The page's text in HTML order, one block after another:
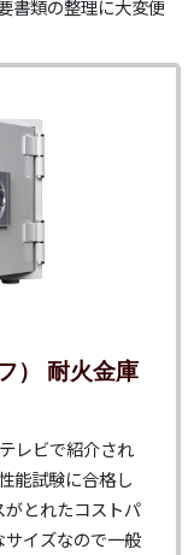
書類の整理に大変便
） 耐火金庫
レビで紹介され
能試験に合格し
とれたコストパ
イズなので一般